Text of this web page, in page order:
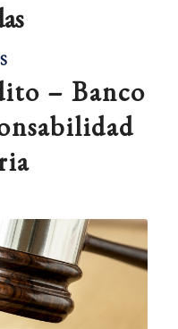
– Banco